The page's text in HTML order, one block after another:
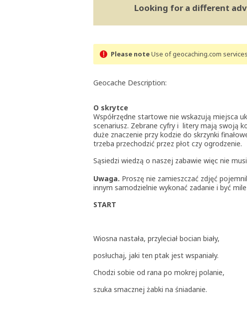
Looking for a different
Please noteUse of geocaching.com
Geocache Description:
O skrytce
Współrzędne startowe nie wskazują miejsca
scenariusz. Zebrane cyfry i litery mają swoją
duże znaczenie przy kodzie do skrzynki
trzeba przechodzić przez płot czy ogrodzenie.
Sąsiedzi wiedzą o naszej zabawie więc nie
Uwaga. Proszę nie zamieszczać zdjęć
innym samodzielnie wykonać zadanie i być
START
Wiosna nastała, przyleciał bocian biały,
posłuchaj, jaki ten ptak jest wspaniały.
Chodzi sobie od rana po mokrej polanie,
szuka smacznej żabki na śniadanie.